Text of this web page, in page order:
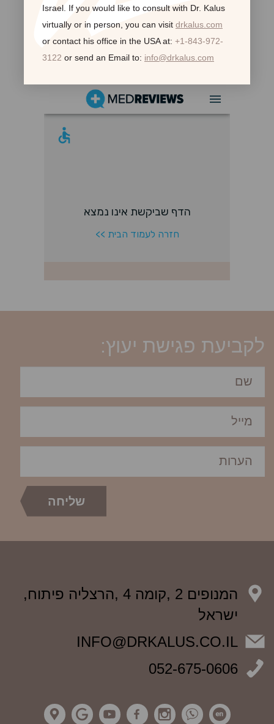
לקוחות ממליצות:
לקביעת פגישת יעוץ:
המנופים 2 ,קומה 4 ,הרצליה פיתוח,
ישראל
INFO@DRKALUS.CO.IL
052-675-0606
Israel. If you would like to consult with Dr. Kalus
virtually or in person, you can visit drkalus.com
or contact his office in the USA at: +1-843-972-
3122 or send an Email to: info@drkalus.com